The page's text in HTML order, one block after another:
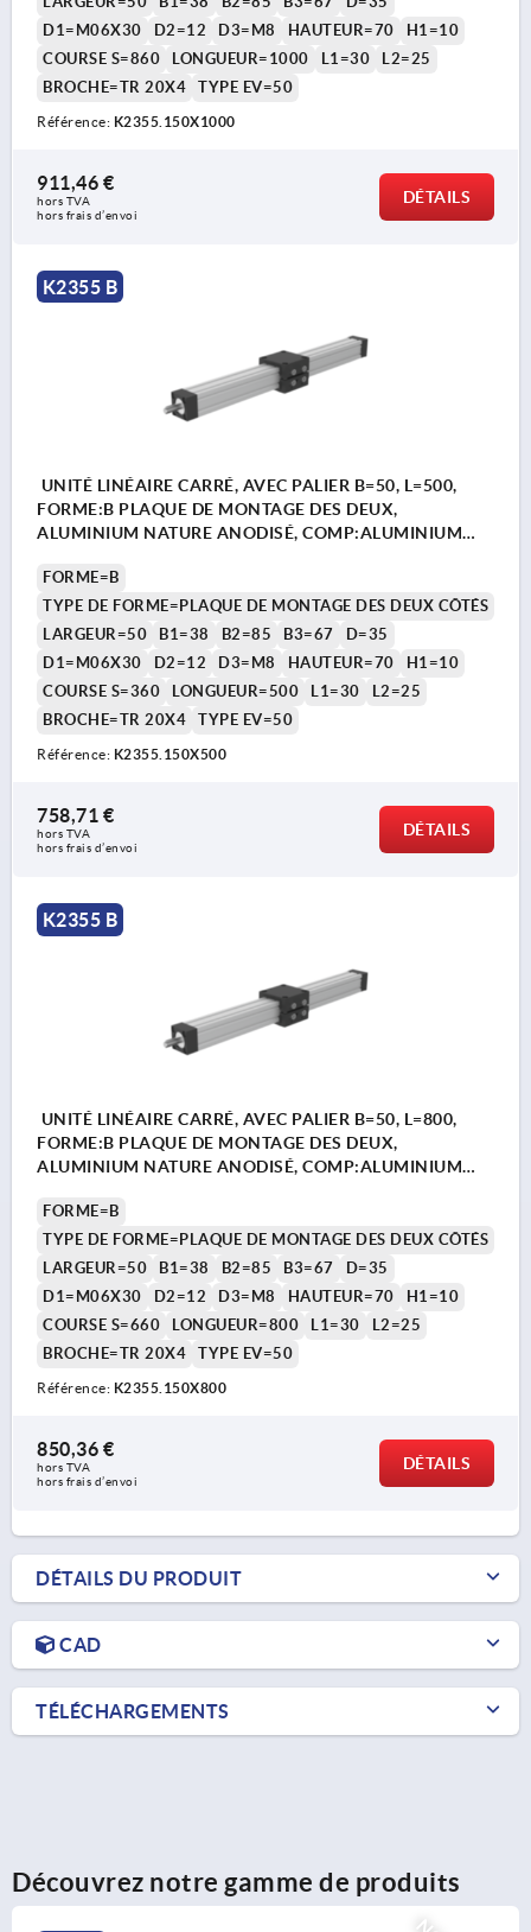
D1=M06X30
D2=12 D3=M8 HAUTEUR=70
H1=10
COURSE S=860
LONGUEUR=1000 L1=30
L2=25
BROCHE=TR 20X4
TYPE EV=50
Référence: K2355.150X1000
911,46 €
hors TVA
hors frais d’envoi
DÉTAILS
K2355 B
UNITÉ LINÉAIRE CARRÉ, AVEC PALIER B=50, L=500,
FORME:B PLAQUE DE MONTAGE DES DEUX,
ALUMINIUM NATURE ANODISÉ, COMP:ALUMINIUM
FORME=B
TYPE DE FORME=PLAQUE DE MONTAGE DES DEUX CÔTÉS
LARGEUR=50
B1=38 B2=85 B3=67
D=35
D1=M06X30
D2=12 D3=M8 HAUTEUR=70
H1=10
COURSE S=360
LONGUEUR=500 L1=30
L2=25
BROCHE=TR 20X4
TYPE EV=50
Référence: K2355.150X500
758,71 €
hors TVA
hors frais d’envoi
DÉTAILS
K2355 B
UNITÉ LINÉAIRE CARRÉ, AVEC PALIER B=50, L=800,
FORME:B PLAQUE DE MONTAGE DES DEUX,
ALUMINIUM NATURE ANODISÉ, COMP:ALUMINIUM
FORME=B
TYPE DE FORME=PLAQUE DE MONTAGE DES DEUX CÔTÉS
LARGEUR=50
B1=38 B2=85 B3=67
D=35
D1=M06X30
D2=12 D3=M8 HAUTEUR=70
H1=10
COURSE S=660
LONGUEUR=800 L1=30
L2=25
BROCHE=TR 20X4
TYPE EV=50
Référence: K2355.150X800
850,36 €
hors TVA
hors frais d’envoi
DÉTAILS
DÉTAILS DU PRODUIT
CAD
TÉLÉCHARGEMENTS
Découvrez notre gamme de produits